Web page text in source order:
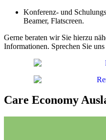
Konferenz- und
Beamer, Flatscreen.
Gerne beraten wir Sie hierzu
Informationen. Sprechen Sie
Care Economy